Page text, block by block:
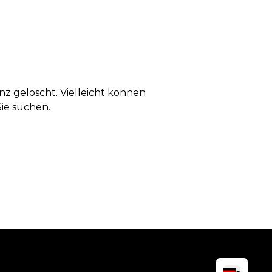
gelöscht. Vielleicht können
suchen.